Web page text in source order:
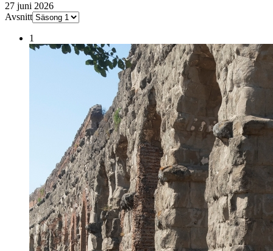
27 juni 2026
Avsnitt
1